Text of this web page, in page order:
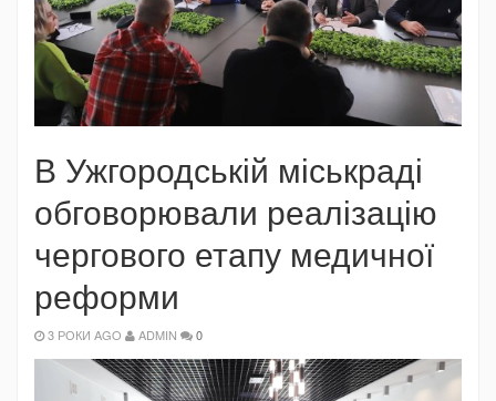
В Ужгородській міськраді
обговорювали реалізацію
чергового етапу медичної
реформи
3 РОКИ AGO ADMIN 0